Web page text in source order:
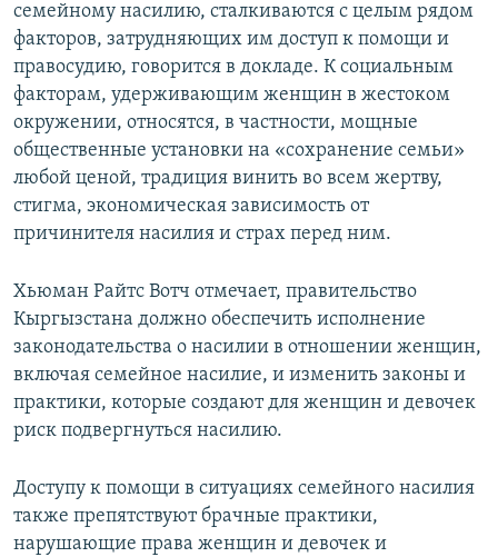
семейному насилию, сталкиваются с целым рядом
факторов, затрудняющих им доступ к помощи и
правосудию, говорится в докладе. К социальным
факторам, удерживающим женщин в жестоком
окружении, относятся, в частности, мощные
общественные установки на «сохранение семьи»
любой ценой, традиция винить во всем жертву,
стигма, экономическая зависимость от
причинителя насилия и страх перед ним.
Хьюман Райтс Вотч отмечает, правительство
Кыргызстана должно обеспечить исполнение
законодательства о насилии в отношении женщин,
включая семейное насилие, и изменить законы и
практики, которые создают для женщин и девочек
риск подвергнуться насилию.
Доступу к помощи в ситуациях семейного насилия
также препятствуют брачные практики,
нарушающие права женщин и девочек и